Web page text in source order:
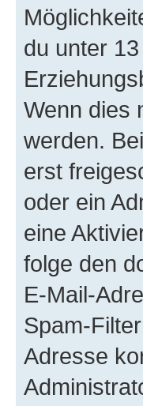
du unter
Wenn dies
werden.
erst
oder ein
eine
folge den
E-Mail-
Spam-
Adresse